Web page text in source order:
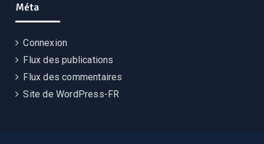
Méta
Connexion
Flux des publications
Flux des commentaires
Site de WordPress-FR